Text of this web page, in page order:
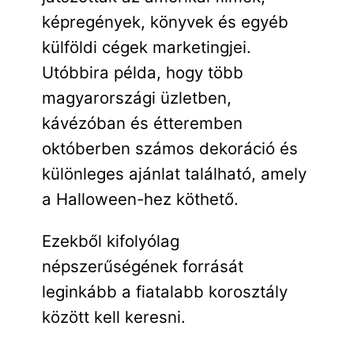
képregények, könyvek és egyéb
külföldi cégek marketingjei.
Utóbbira példa, hogy több
magyarországi üzletben,
kávézóban és étteremben
októberben számos dekoráció és
különleges ajánlat található, amely
a Halloween-hez köthető.
Ezekből kifolyólag
népszerűségének forrását
leginkább a fiatalabb korosztály
között kell keresni.